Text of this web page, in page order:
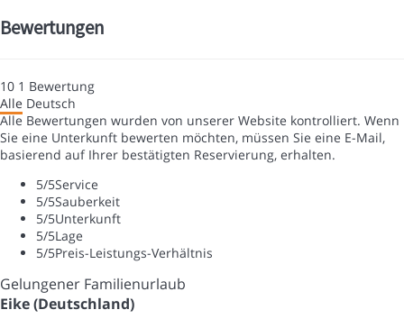
Bewertungen
10 1 Bewertung
Alle Deutsch
Alle Bewertungen wurden von unserer Website kontrolliert. Wenn
Sie eine Unterkunft bewerten möchten, müssen Sie eine E-Mail,
basierend auf Ihrer bestätigten Reservierung, erhalten.
5/5Service
5/5Sauberkeit
5/5Unterkunft
5/5Lage
5/5Preis-Leistungs-Verhältnis
Gelungener Familienurlaub
Eike (Deutschland)